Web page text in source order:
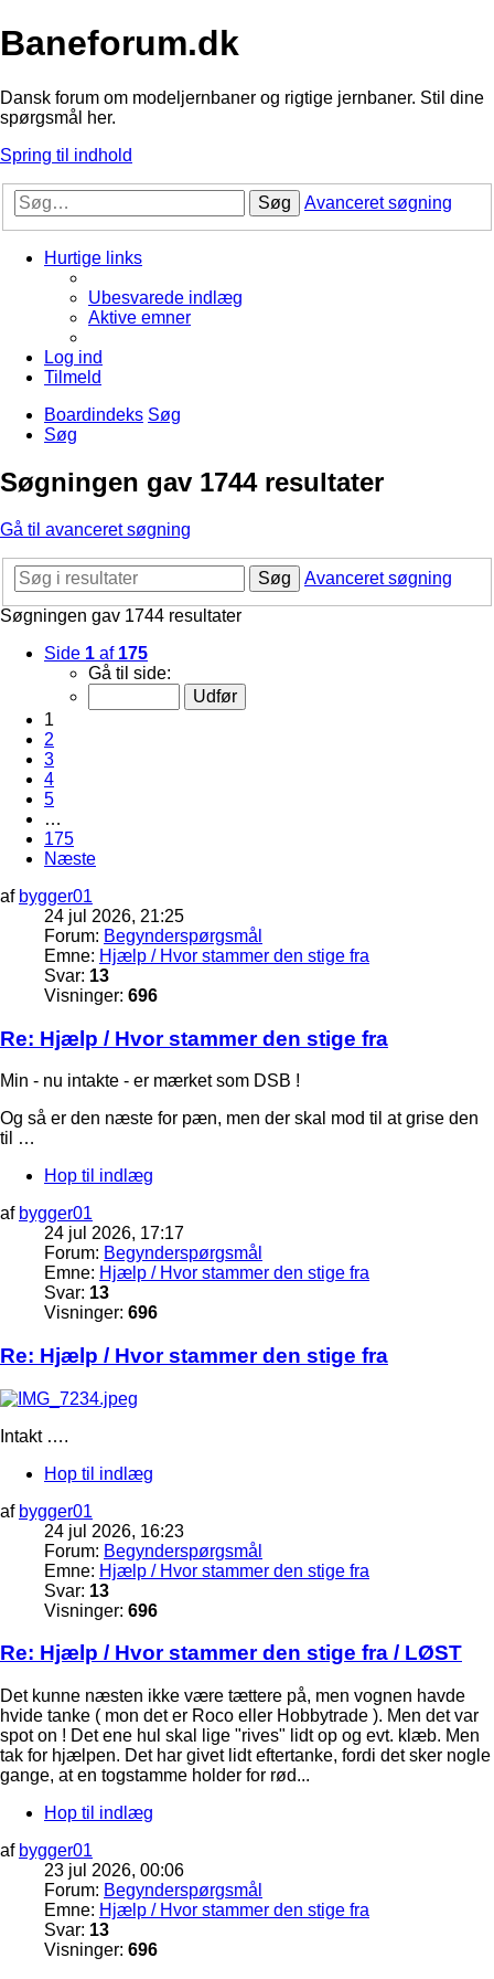
Baneforum.dk
Dansk forum om modeljernbaner og rigtige jernbaner. Stil dine
spørgsmål her.
Spring til indhold
Søg Avanceret søgning
Hurtige links
Ubesvarede indlæg
Aktive emner
Log ind
Tilmeld
Boardindeks Søg
Søg
Søgningen gav 1744 resultater
Gå til avanceret søgning
Søg
Avanceret søgning
Søgningen gav 1744 resultater
Side 1 af 175
Gå til side:
1
2
3
4
5
…
175
Næste
af bygger01
24 jul 2026, 21:25
Forum: Begynderspørgsmål
Emne: Hjælp / Hvor stammer den stige fra
Svar: 13
Visninger: 696
Re: Hjælp / Hvor stammer den stige fra
Min - nu intakte - er mærket som DSB !
Og så er den næste for pæn, men der skal mod til at grise den
til …
Hop til indlæg
af bygger01
24 jul 2026, 17:17
Forum: Begynderspørgsmål
Emne: Hjælp / Hvor stammer den stige fra
Svar: 13
Visninger: 696
Re: Hjælp / Hvor stammer den stige fra
Intakt ….
Hop til indlæg
af bygger01
24 jul 2026, 16:23
Forum: Begynderspørgsmål
Emne: Hjælp / Hvor stammer den stige fra
Svar: 13
Visninger: 696
Re: Hjælp / Hvor stammer den stige fra / LØST
Det kunne næsten ikke være tættere på, men vognen havde
hvide tanke ( mon det er Roco eller Hobbytrade ). Men det var
spot on ! Det ene hul skal lige "rives" lidt op og evt. klæb. Men
tak for hjælpen. Det har givet lidt eftertanke, fordi det sker nogle
gange, at en togstamme holder for rød...
Hop til indlæg
af bygger01
23 jul 2026, 00:06
Forum: Begynderspørgsmål
Emne: Hjælp / Hvor stammer den stige fra
Svar: 13
Visninger: 696